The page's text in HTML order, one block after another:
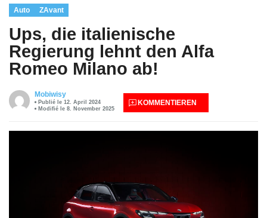
Auto ZAvant
Ups, die italienische
Regierung lehnt den Alfa
Romeo Milano ab!
Mobiwisy
Publié le 12. April 2024
Modifié le 8. November 2025
KOMMENTIEREN